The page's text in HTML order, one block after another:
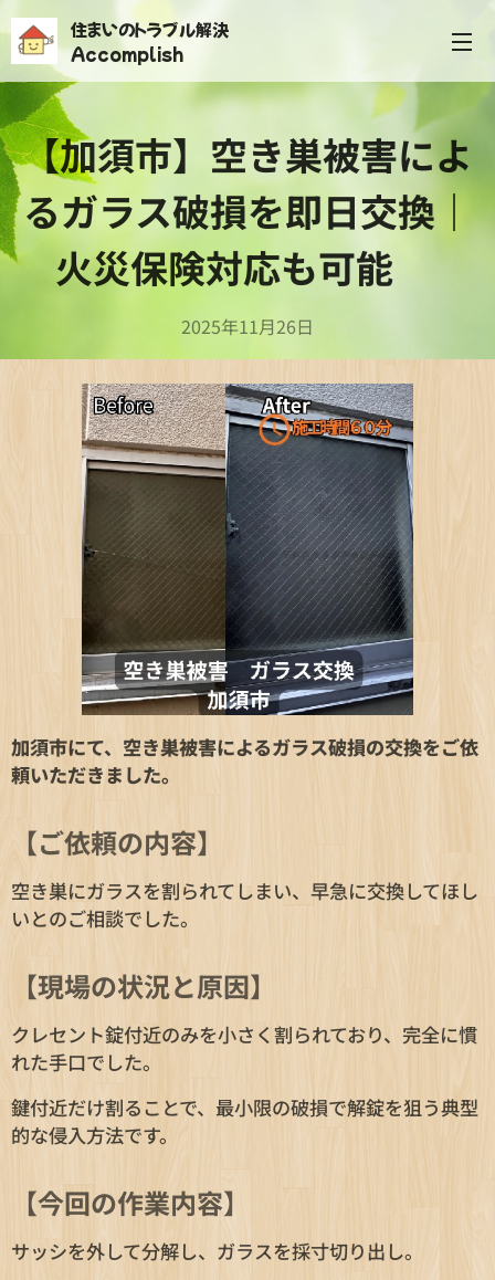
住まいのトラブル解決
Accomplish
【加須市】空き巣被害によ
るガラス破損を即日交換｜
火災保険対応も可能✨
2025年11月26日
加須市にて、空き巣被害によるガラス破損の交換をご依
頼いただきました。
【ご依頼の内容】
空き巣にガラスを割られてしまい、早急に交換してほし
いとのご相談でした。
【現場の状況と原因】
クレセント錠付近のみを小さく割られており、完全に慣
れた手口でした。
鍵付近だけ割ることで、最小限の破損で解錠を狙う典型
的な侵入方法です。
【今回の作業内容】
サッシを外して分解し、ガラスを採寸切り出し。